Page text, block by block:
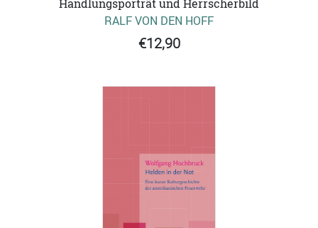
Handlungsporträt und Herrscherbild
RALF VON DEN HOFF
€12,90